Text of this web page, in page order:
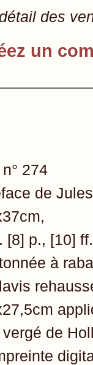
des
un
274
de
[8] p., [10]
à
vergé de